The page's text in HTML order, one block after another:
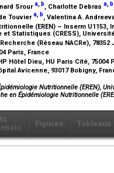
Sroura, b, Charlotte Debras a, b
Touviera b, Valentina A.
(EREN) – Inserm U1153,
Statistiques (CRESS),
(Réseau NACRe),
Paris, France
Hôtel Dieu, HU Paris Cité, 75004
Avicenne, 93017 Bobigny,
Nutritionnelle (EREN),
en Épidémiologie Nutritionnelle
Figures Tableaux